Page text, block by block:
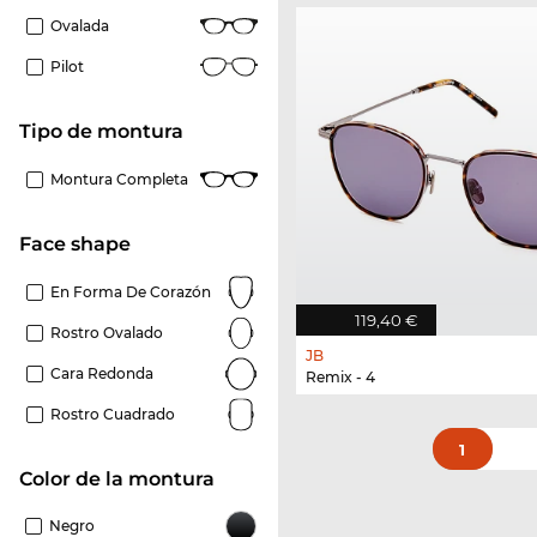
Ovalada
Pilot
Tipo de montura
Montura Completa
Face shape
En Forma De Corazón
Rostro Ovalado
Cara Redonda
Rostro Cuadrado
Color de la montura
Negro
119,40 €
JB
Remix - 4
1